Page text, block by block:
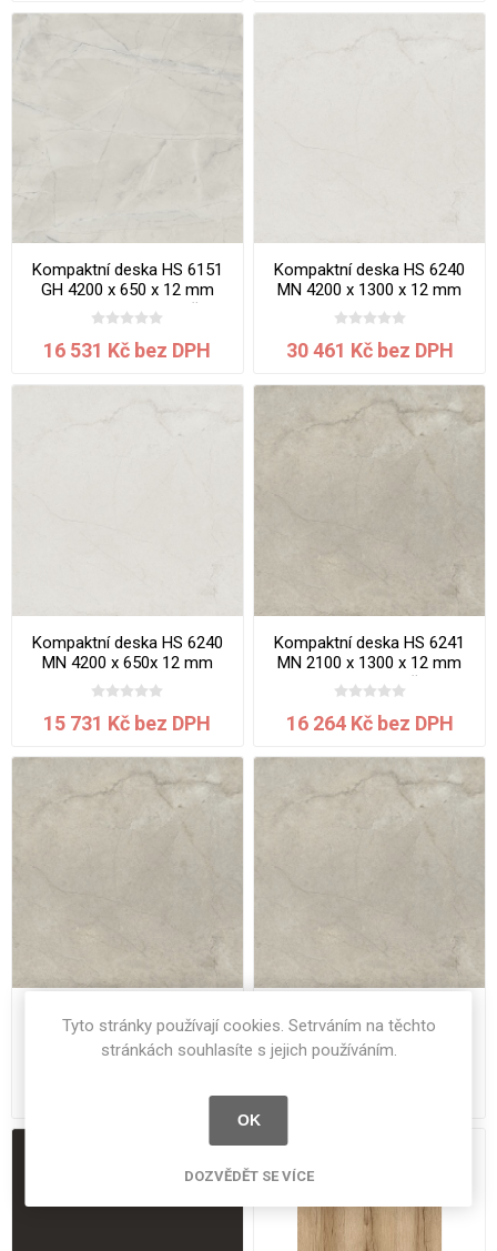
Kompaktní deska HS 6151
GH 4200 x 650 x 12 mm
Mramor Lasa jádro béžové
16 531 Kč bez DPH
Kompaktní deska HS 6240
MN 4200 x 1300 x 12 mm
Maldon jádro bílé
30 461 Kč bez DPH
Kompaktní deska HS 6240
MN 4200 x 650x 12 mm
Maldon jádro bílé
15 731 Kč bez DPH
Kompaktní deska HS 6241
MN 2100 x 1300 x 12 mm
Arcosa jádro béžové
16 264 Kč bez DPH
Kompaktní deska HS 6241
MN 4200 x 1300 x 12 mm
Arcosa jádro béžové
31 528 Kč bez DPH
Kompaktní deska HS 6241
MN 4200 x 650x 12 mm
Arcosa jádro béžové
16 264 Kč bez DPH
Tyto stránky používají cookies. Setrváním na těchto
stránkách souhlasíte s jejich používáním.
OK
DOZVĚDĚT SE VÍCE